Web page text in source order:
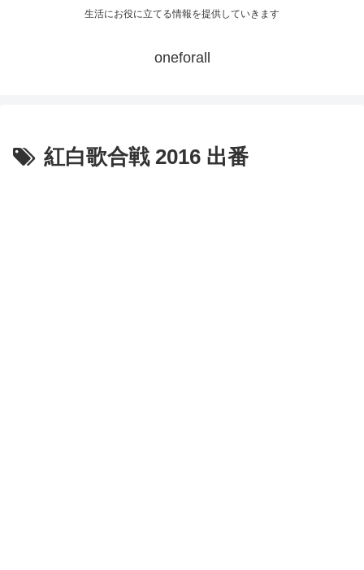
生活にお役に立てる情報を提供していきます
oneforall
紅白歌合戦 2016 出番